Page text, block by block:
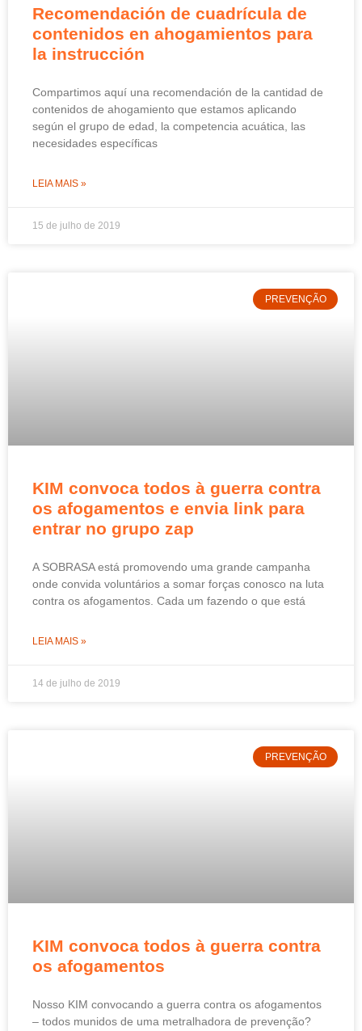
Recomendación de cuadrícula de
contenidos en ahogamientos para
la instrucción
Compartimos aquí una recomendación de la cantidad de
contenidos de ahogamiento que estamos aplicando
según el grupo de edad, la competencia acuática, las
necesidades específicas
LEIA MAIS »
15 de julho de 2019
PREVENÇÃO
KIM convoca todos à guerra contra
os afogamentos e envia link para
entrar no grupo zap
A SOBRASA está promovendo uma grande campanha
onde convida voluntários a somar forças conosco na luta
contra os afogamentos. Cada um fazendo o que está
LEIA MAIS »
14 de julho de 2019
PREVENÇÃO
KIM convoca todos à guerra contra
os afogamentos
Nosso KIM convocando a guerra contra os afogamentos
– todos munidos de uma metralhadora de prevenção?